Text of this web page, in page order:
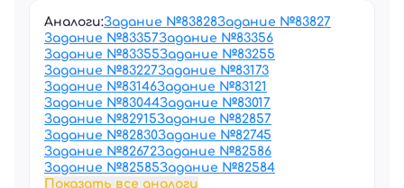
Аналоги:Задание №83828Задание №83827
Задание №83357Задание №83356
Задание №83355Задание №83255
Задание №83227Задание №83173
Задание №83146Задание №83121
Задание №83044Задание №83017
Задание №82915Задание №82857
Задание №82830Задание №82745
Задание №82672Задание №82586
Задание №82585Задание №82584
Показать все аналоги